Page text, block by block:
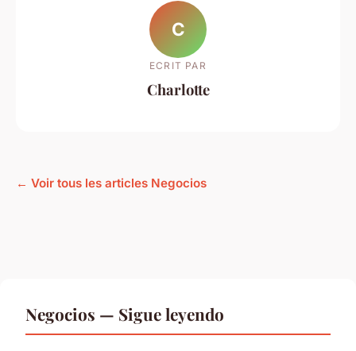
C
ECRIT PAR
Charlotte
← Voir tous les articles Negocios
Negocios — Sigue leyendo